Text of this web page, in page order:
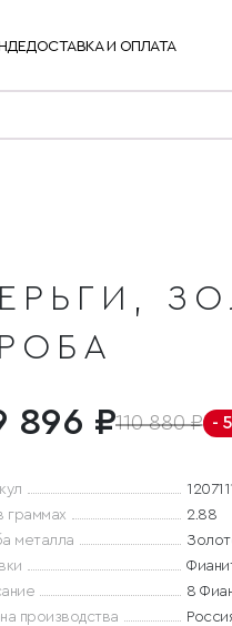
ДОСТАВКА И ОПЛАТА
896 ₽110 880 ₽ -
граммах
2.88
металла
8
производства